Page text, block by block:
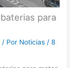
para
/ Por Noticias /8